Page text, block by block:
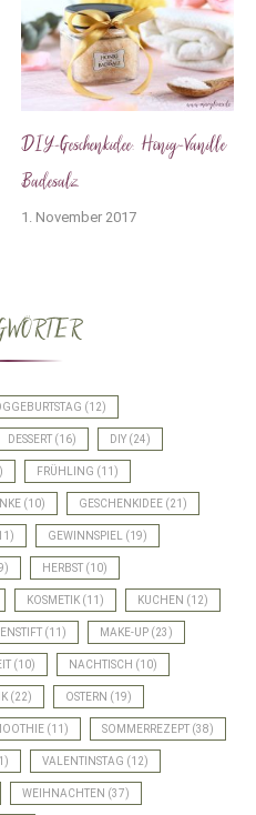
DIY-Geschenkidee: Honig-Vanille
Badesalz
1. November 2017
(12)
DESSERT (16) DIY (24)
FRÜHLING (11)
(10) GESCHENKIDEE (21)
GEWINNSPIEL (19)
HERBST (10)
KOSMETIK (11) KUCHEN (12)
(11) MAKE-UP (23)
(10) NACHTISCH (10)
(22) OSTERN (19)
(11) SOMMERREZEPT (38)
VALENTINSTAG (12)
WEIHNACHTEN (37)